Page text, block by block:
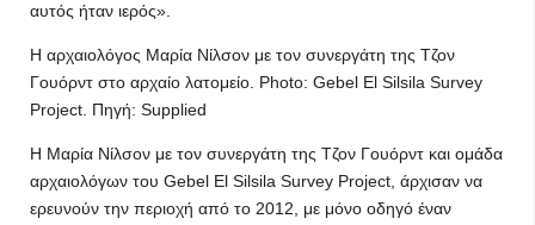
αυτός ήταν ιερός».
Η αρχαιολόγος Μαρία Νίλσον με τον συνεργάτη της Τζον
Γουόρντ στο αρχαίο λατομείο. Photo: Gebel El Silsila Survey
Project. Πηγή: Supplied
Η Μαρία Νίλσον με τον συνεργάτη της Τζον Γουόρντ και ομάδα
αρχαιολόγων του Gebel El Silsila Survey Project, άρχισαν να
ερευνούν την περιοχή από το 2012, με μόνο οδηγό έναν